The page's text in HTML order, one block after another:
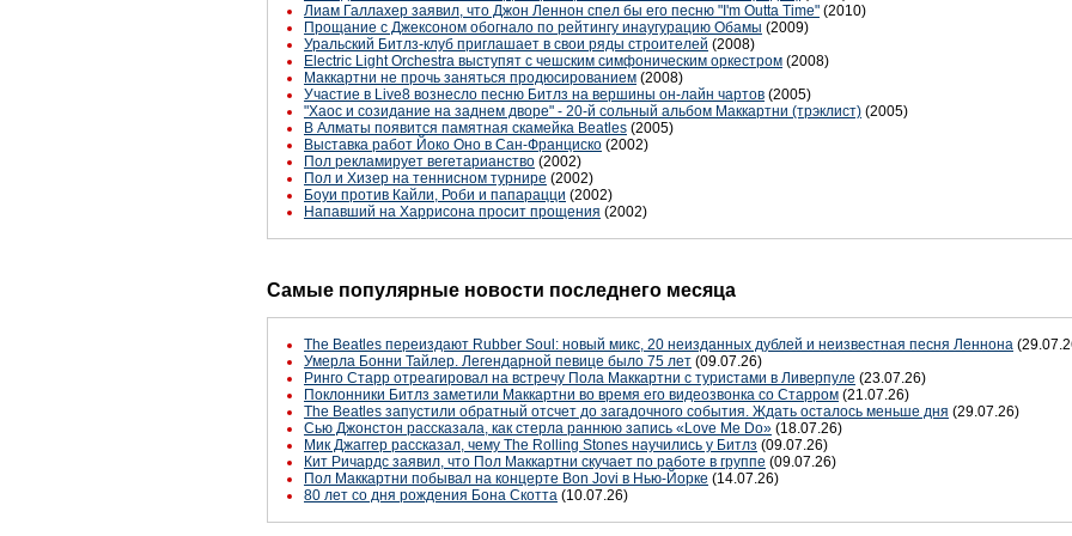
Лиам Галлахер заявил, что Джон Леннон спел бы его песню "I'm Outta Time" (2010)
Прощание с Джексоном обогнало по рейтингу инаугурацию Обамы (2009)
Уральский Битлз-клуб приглашает в свои ряды строителей (2008)
Electric Light Orchestra выступят с чешским симфоническим оркестром (2008)
Маккартни не прочь заняться продюсированием (2008)
Участие в Live8 вознесло песню Битлз на вершины он-лайн чартов (2005)
"Хаос и созидание на заднем дворе" - 20-й сольный альбом Маккартни (трэклист) (2005)
В Алматы появится памятная скамейка Beatles (2005)
Выставка работ Йоко Оно в Сан-Франциско (2002)
Пол рекламирует вегетарианство (2002)
Пол и Хизер на теннисном турнире (2002)
Боуи против Кайли, Роби и папарацци (2002)
Напавший на Харрисона просит прощения (2002)
Самые популярные новости последнего месяца
The Beatles переиздают Rubber Soul: новый микс, 20 неизданных дублей и неизвестная песня Леннона
Умерла Бонни Тайлер. Легендарной певице было 75 лет (09.07.26)
Ринго Старр отреагировал на встречу Пола Маккартни с туристами в Ливерпуле (23.07.26)
Поклонники Битлз заметили Маккартни во время его видеозвонка со Старром (21.07.26)
The Beatles запустили обратный отсчет до загадочного события. Ждать осталось меньше дня (29.07.26)
Сью Джонстон рассказала, как стерла раннюю запись «Love Me Do» (18.07.26)
Мик Джаггер рассказал, чему The Rolling Stones научились у Битлз (09.07.26)
Кит Ричардс заявил, что Пол Маккартни скучает по работе в группе (09.07.26)
Пол Маккартни побывал на концерте Bon Jovi в Нью-Йорке (14.07.26)
80 лет со дня рождения Бона Скотта (10.07.26)